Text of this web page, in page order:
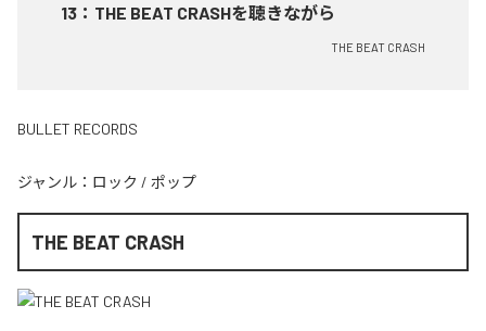
13 ： THE BEAT CRASHを聴きながら
THE BEAT CRASH
BULLET RECORDS
ジャンル： ロック / ポップ
THE BEAT CRASH